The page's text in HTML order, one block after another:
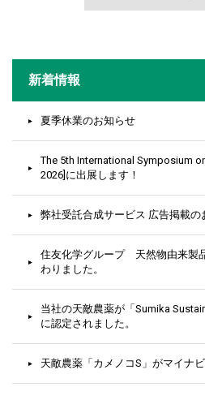
新着情報
夏季休業のお知らせ
The 5th International Symposium
2026]に出展します！
弊社受託合成サービス 広告掲載の
住友化学グループ 天然物由来製
わりました。
当社の天敵農薬が「Sumika
に認定されました。
天敵農薬「カメノコS」がマイナ